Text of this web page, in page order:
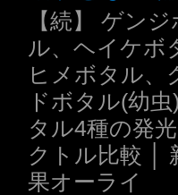
【続】 ゲン
ル、ヘイケボ
ヒメボタル、
ドボタル(幼
タル4種の発
クトル比較 │
果オーライ